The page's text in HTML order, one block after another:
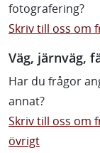
fotografering?
Skriv till oss om
Väg, järnväg,
Har du frågor
annat?
Skriv till oss om
övrigt